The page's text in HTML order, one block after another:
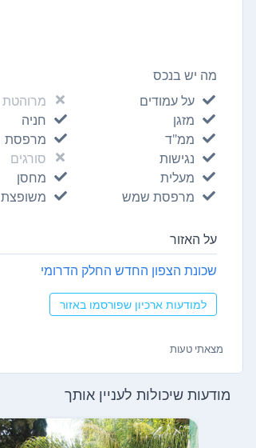
מה יש בנכס
על עמודים
מרוהטת
מזגן
חניה
ממ"ד
מרפסת
נגישות
סורגים
מעלית
מחסן
מרפסת שמש
משופצת
על האזור
שכונת הצפון החדש החלק הדרומי
למודעות ארכיון שפורסמו באזור
מצאתי טעות
מודעות שיכולות לעניין אותך